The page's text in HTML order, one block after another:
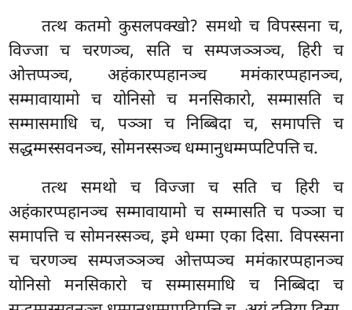
तत्थ कतमो कुसलपक्खो? समथो च विपस्सना च,
विज्जा च चरणञ्च, सति च सम्पजञ्ञञ्च, हिरी च
ओत्तप्पञ्च, अहंकारप्पहानञ्च ममंकारप्पहानञ्च,
सम्मावायामो च योनिसो च मनसिकारो, सम्मासति च
सम्मासमाधि च, पञ्ञा च निब्बिदा च, समापत्ति च
सद्धम्मस्सवनञ्च, सोमनस्सञ्च धम्मानुधम्मप्पटिपत्ति च.
तत्थसमथो च विज्जा च सति च हिरी च
अहंकारप्पहानञ्च सम्मावायामो च सम्मासति च पञ्ञा च
समापत्ति च सोमनस्सञ्च, इमे धम्मा एका दिसा. विपस्सना
च चरणञ्च सम्पजञ्ञञ्च ओत्तप्पञ्च ममंकारप्पहानञ्च
योनिसो मनसिकारो च सम्मासमाधि च निब्बिदा च